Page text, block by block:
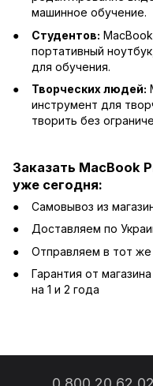
машинное обучение.
Студентов:
портативный
для обучения.
Творческих людей:
инструмент для
творить без
Заказать MacBook
уже сегодня:
Самовывоз из
Доставляем по
Отправляем в тот
Гарантия от
на 1 и 2 года